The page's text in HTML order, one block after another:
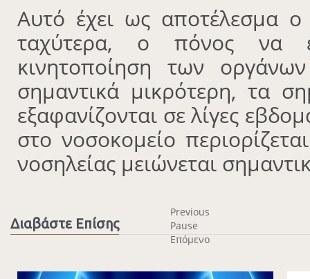
Αυτό έχει ως αποτέλεσμα
ταχύτερα, ο πόνος να
κινητοποίηση των
σημαντικά μικρότερη, τα
εξαφανίζονται σε λίγες
στο νοσοκομείο
νοσηλείας μειώνεται
Διαβάστε Επίσης
Previous
Pause
Επόμενο